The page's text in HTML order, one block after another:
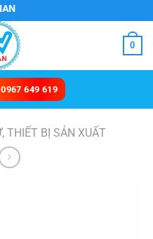
0
649 619
THIẾT BỊ SẢN XUẤT